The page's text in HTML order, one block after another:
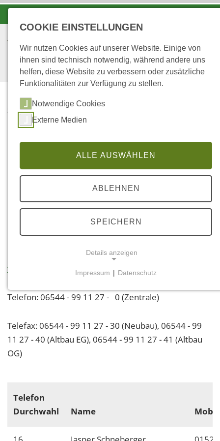
STARTSEITE
...
FORSTAMT
Mitarbeiterinnen und Mitarbeiter
im Forstamt Idarwald
Hauptstraße 43, 55624 Rhaunen,
forstamt.idarwald(at)wald-rlp.de
Telefon: 06544 - 99 11 27 - 0 (Zentrale)
Telefax: 06544 - 99 11 27 - 30 (Neubau), 06544 - 99
11 27 - 40 (Altbau EG), 06544 - 99 11 27 - 41 (Altbau
OG)
Telefon
Durchwahl
Name
COOKIE EINSTELLUNGEN
Wir nutzen Cookies auf unserer Website. Einige von
ihnen sind technisch notwendig, während andere uns
helfen, diese Website zu verbessern oder zusätzliche
Funktionalitäten zur Verfügung zu stellen.
Notwendige Cookies
Externe Medien
ALLE AUSWÄHLEN
ABLEHNEN
SPEICHERN
Details anzeigen
Notwendige Cookies ermöglichen grundlegende
Einverständnis-Cookie
Dieser Cookie speichert die ausgewählten
Einverständnis-Optionen des Benutzers
Impressum | Datenschutz